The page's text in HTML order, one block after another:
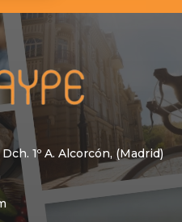
1º A.Alcorcón, (Madrid)